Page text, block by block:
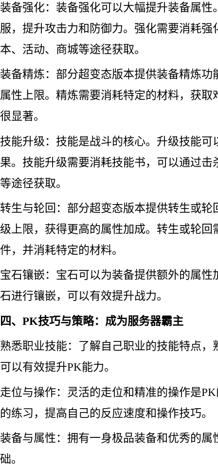
装备强化：装备强化可以大幅提升装备属性
服，提升攻击力和防御力。强化需要消耗强
本、活动、商城等途径获取。
装备精炼：部分超变态版本提供装备精炼功
属性上限。精炼需要消耗特定的材料，获取
很显著。
技能升级：技能是战斗的核心。升级技能可
果。技能升级需要消耗技能书，可以通过击
等途径获取。
转生与轮回：部分超变态版本提供转生或轮
级上限，获得更高的属性加成。转生或轮回
件，并消耗特定的材料。
宝石镶嵌：宝石可以为装备提供额外的属性
石进行镶嵌，可以有效提升战力。
四、PK技巧与策略：成为服务器霸主
熟悉职业技能：了解自己职业的技能特点，
可以有效提升PK能力。
走位与操作：灵活的走位和精准的操作是
的练习，提高自己的反应速度和操作技巧。
装备与属性：拥有一身极品装备和优秀的属
础。